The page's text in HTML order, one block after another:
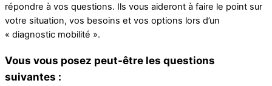
répondre à vos questions. Ils vous aideront à faire le point sur
votre situation, vos besoins et vos options lors d’un
« diagnostic mobilité ».
Vous vous posez peut-être les questions
suivantes :